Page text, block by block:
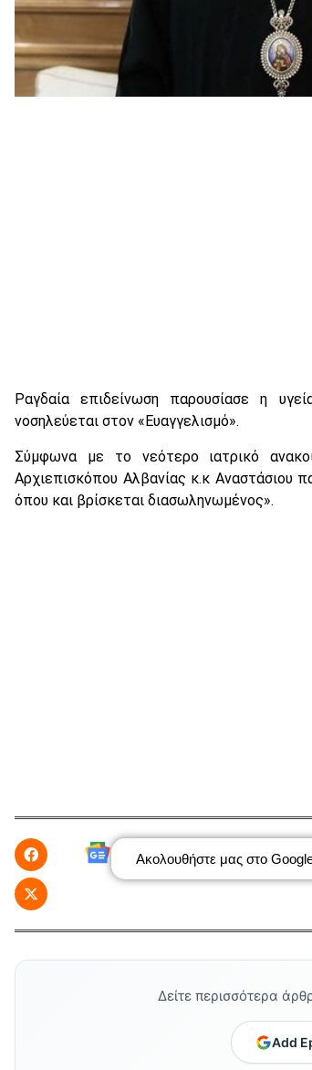
Ραγδαία επιδείνωση παρουσίασε η
νοσηλεύεται στον «Ευαγγελισμό».
Σύμφωνα με το νεότερο ιατρικό
Αρχιεπισκόπου Αλβανίας κ.κ Αναστάσιου
όπου και βρίσκεται διασωληνωμένος».
Ακολουθήστε μας στο
Δείτε περισσότερα
Add